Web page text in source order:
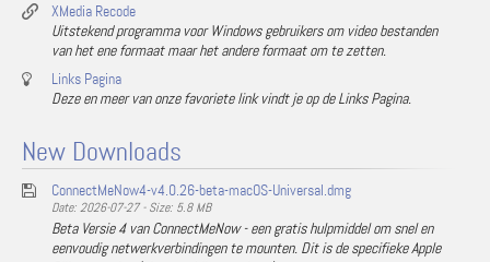
XMedia Recode
Uitstekend programma voor Windows gebruikers om video bestanden
van het ene formaat maar het andere formaat om te zetten.
Links Pagina
Deze en meer van onze favoriete link vindt je op de Links Pagina.
New Downloads
ConnectMeNow4-v4.0.26-beta-macOS-Universal.dmg
Date: 2026-07-27 - Size: 5.8 MB
Beta Versie 4 van ConnectMeNow - een gratis hulpmiddel om snel en
eenvoudig netwerkverbindingen te mounten. Dit is de specifieke Apple